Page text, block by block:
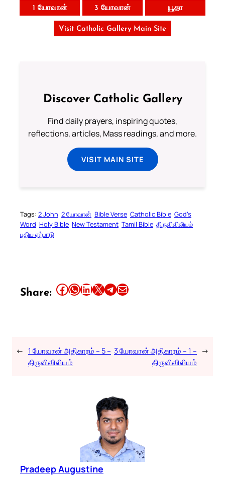
1 யோவான் 3 யோவான் யூதா
Visit Catholic Gallery Main Site
Discover Catholic Gallery
Find daily prayers, inspiring quotes,
reflections, articles, Mass readings, and more.
VISIT MAIN SITE
Tags: 2 John 2 யோவான் Bible Verse Catholic Bible God’s
Word Holy Bible New Testament Tamil Bible திருவிவிலியம்
புதிய ஏற்பாடு
Share: Share this article on Facebook Share this article on WhatsApp Share this article on LinkedIn Share this article on X Share this article on TelegramEmail this Article
← 1 யோவான் அதிகாரம் – 5 –
திருவிவிலியம்
3 யோவான் அதிகாரம் – 1 –
திருவிவிலியம்
→
Pradeep Augustine